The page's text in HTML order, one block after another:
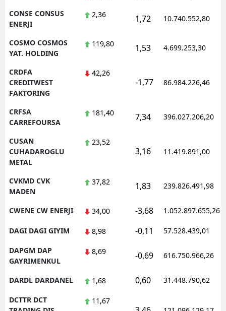
CONSE CONSUS
ENERJI
2,36 1,72 10.740.552,80
COSMO COSMOS
YAT. HOLDING
119,80 1,53 4.699.253,30
CRDFA
CREDITWEST
FAKTORING
42,26
-1,77 86.984.226,46
CRFSA
CARREFOURSA
181,40 7,34 396.027.206,20
CUSAN
CUHADAROGLU
METAL
23,52
3,16 11.419.891,00
CVKMD CVK
MADEN
37,82 1,83 239.826.491,98
CWENE CW ENERJI 34,00 -3,68 1.052.897.655,26
DAGI DAGI GIYIM 8,98 -0,11 57.528.439,01
DAPGM DAP
GAYRIMENKUL
8,69 -0,69 616.750.966,26
DARDL DARDANEL 1,68 0,60 31.448.790,62
DCTTR DCT
11,67